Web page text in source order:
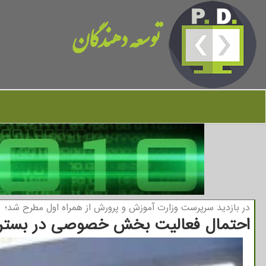
توسعه دهندگان
در بازدید سرپرست وزارت آموزش و پرورش از همراه اول مطرح شد؛
احتمال فعالیت بخش خصوصی در